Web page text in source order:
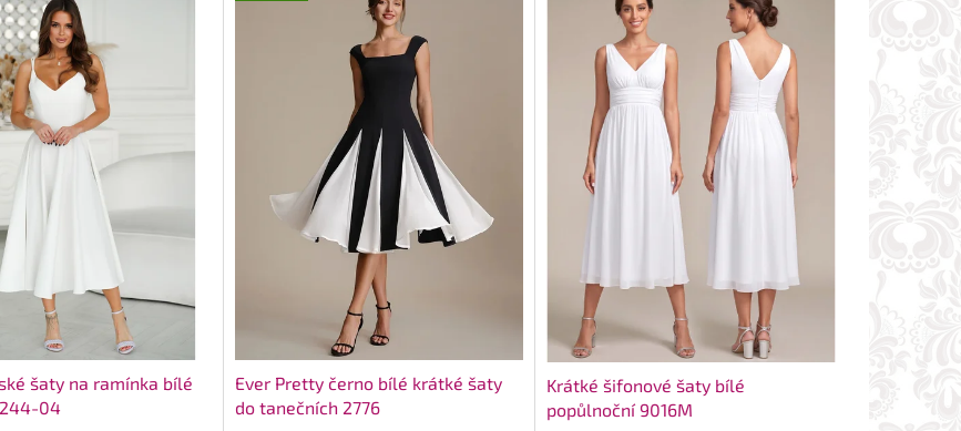
šaty na ramínka bílé
04
Ever Pretty černo bílé krátké šaty
do tanečních 2776
Krátké šifonové šaty bílé
popůlnoční 9016M